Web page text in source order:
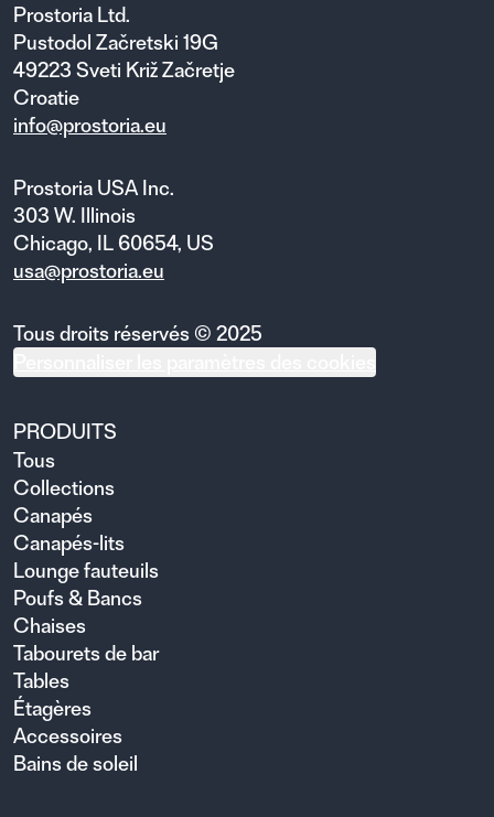
Prostoria Ltd.
Pustodol Začretski 19G
49223 Sveti Križ Začretje
Croatie
info@prostoria.eu
Prostoria USA Inc.
303 W. Illinois
Chicago, IL 60654, US
usa@prostoria.eu
Tous droits réservés © 2025
PRODUITS
Tous
Collections
Canapés
Canapés-lits
Lounge fauteuils
Poufs & Bancs
Chaises
Tabourets de bar
Tables
Étagères
Accessoires
Bains de soleil